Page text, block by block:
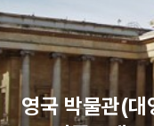
영국 박물관(대